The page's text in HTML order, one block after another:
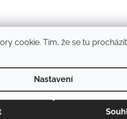
cookie. Tím, že se tu
Nastavení